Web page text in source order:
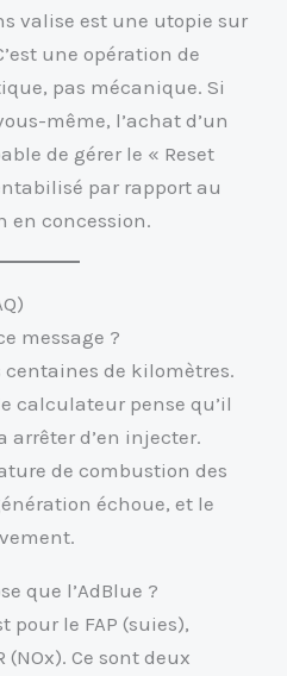
valise est une utopie sur
une opération de
pas mécanique. Si
même, l’achat d’un
de gérer le « Reset
par rapport au
en concession.
message ?
de kilomètres.
calculateur pense qu’il
arrêter d’en injecter.
de combustion des
échoue, et le
que l’AdBlue ?
pour le FAP (suies),
(NOx). Ce sont deux